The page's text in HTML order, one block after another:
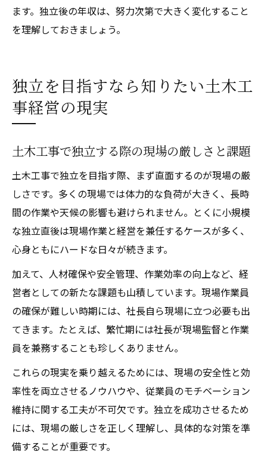
ます。独立後の年収は、努力次第で大きく変化すること
を理解しておきましょう。
独立を目指すなら知りたい土木工
事経営の現実
土木工事で独立する際の現場の厳しさと課題
土木工事で独立を目指す際、まず直面するのが現場の厳
しさです。多くの現場では体力的な負荷が大きく、長時
間の作業や天候の影響も避けられません。とくに小規模
な独立直後は現場作業と経営を兼任するケースが多く、
心身ともにハードな日々が続きます。
加えて、人材確保や安全管理、作業効率の向上など、経
営者としての新たな課題も山積しています。現場作業員
の確保が難しい時期には、社長自ら現場に立つ必要も出
てきます。たとえば、繁忙期には社長が現場監督と作業
員を兼務することも珍しくありません。
これらの現実を乗り越えるためには、現場の安全性と効
率性を両立させるノウハウや、従業員のモチベーション
維持に関する工夫が不可欠です。独立を成功させるため
には、現場の厳しさを正しく理解し、具体的な対策を準
備することが重要です。